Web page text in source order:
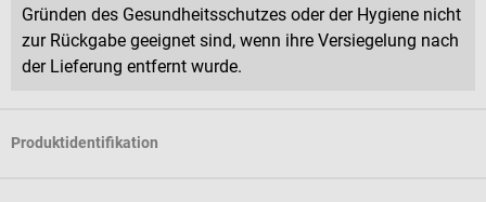
Gründen des Gesundheitsschutzes oder der Hygiene nicht
zur Rückgabe geeignet sind, wenn ihre Versiegelung nach
der Lieferung entfernt wurde.
Produktidentifikation